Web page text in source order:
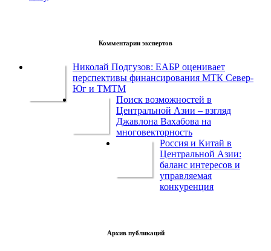
Комментарии экспертов
Николай Подгузов: ЕАБР оценивает
перспективы финансирования МТК Север-
Юг и ТМТМ
Поиск возможностей в
Центральной Азии – взгляд
Джавлона Вахабова на
многовекторность
Россия и Китай в
Центральной Азии:
баланс интересов и
управляемая
конкуренция
Архив публикаций